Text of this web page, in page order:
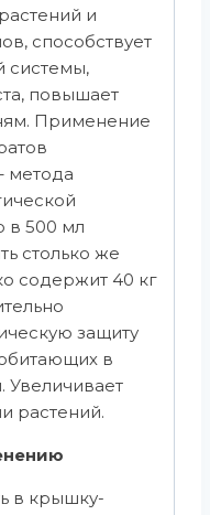
и
способствует
системы,
повышает
Применение
метода
в 500 мл
столько же
содержит 40 кг
защиту
в
растений.
в крышку-